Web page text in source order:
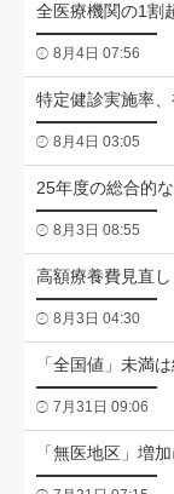
全医療機関の1割
8月4日 07:56
特定健診実施率
8月4日 03:05
25年度の総合的
8月3日 08:55
高額療養費見直
8月3日 04:30
「全国値」未満
7月31日 09:06
「無医地区」増